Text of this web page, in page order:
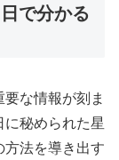
で分かる
な情報が刻ま
秘められた星
方法を導き出す